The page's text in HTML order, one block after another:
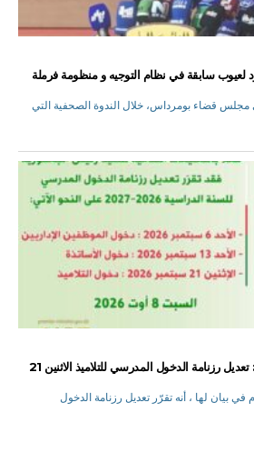
لعيوب سابقة في نظام التوجيه و منظومة فرملة
لدى مجلس قضاء بومرداس، خلال الندوة الصحفية التي
بتعليمات من رئيس الجمهورية: تعديل رزنامة الدخول المدرسي للتلاميذ الاثنين 21
في بيان لها ، أنه تقرّر تعديل رزنامة الدخول